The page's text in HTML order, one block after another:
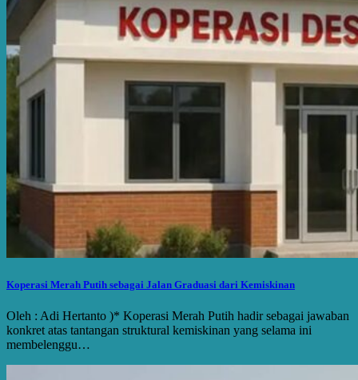
Koperasi Merah Putih sebagai Jalan Graduasi dari Kemiskinan
Oleh : Adi Hertanto )* Koperasi Merah Putih hadir sebagai jawaban
konkret atas tantangan struktural kemiskinan yang selama ini
membelenggu…